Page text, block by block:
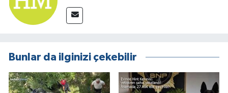
Bunlar da ilginizi çekebilir